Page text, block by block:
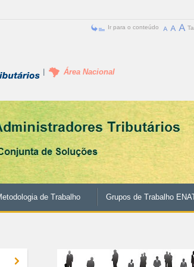
Ir para o conteúdo
Área Nacional
de Trabalho Grupos de Trabalho